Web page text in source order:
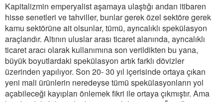
Kapitalizmin emperyalist aşamaya ulaştığı andan itibaren
hisse senetleri ve tahviller, bunlar gerek özel sektöre gerek
kamu sektörüne ait olsunlar, tümü, ayrıcalıklı spekülasyon
araçlarıdır. Altının uluslar arası ticaret alanında, ayrıcalıklı
ticaret aracı olarak kullanımına son verildikten bu yana,
büyük boyutlardaki spekülasyon artık farklı dövizler
üzerinden yapılıyor. Son 20- 30 yıl içerisinde ortaya çıkan
yeni mali ürünlerin neredeyse tümü spekülasyonların yol
açabileceği kayıpları önlemek fikri ile ortaya çıkmıştır. Ama